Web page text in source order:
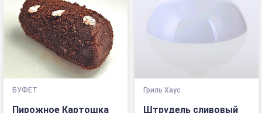
БУФЕТ
Пирожное Картошка
Гриль Хаус
Штрудель сливовый